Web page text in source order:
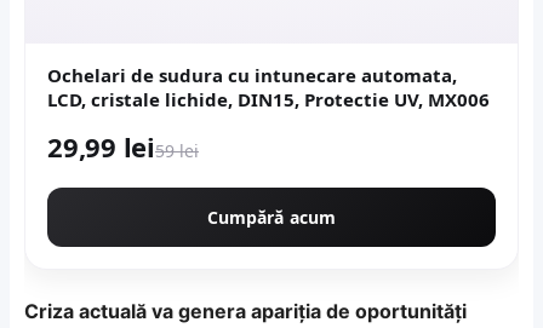
Ochelari de sudura cu intunecare automata,
LCD, cristale lichide, DIN15, Protectie UV, MX006
29,99 lei59 lei
Cumpără acum
Criza actuală va genera apariţia de oportunităţi